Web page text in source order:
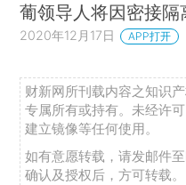
葡领导人将因密接隔
2020年12月17日 APP打开
财新网所刊载内容之知识
专属所有或持有。未经许
建立镜像等任何使用。
如有意愿转载，请发邮件至
确认及授权后，方可转载。